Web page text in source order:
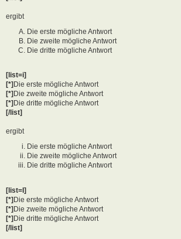
ergibt
Die erste mögliche Antwort
Die zweite mögliche Antwort
Die dritte mögliche Antwort
[list=i]
[*] Die erste mögliche Antwort
[*] Die zweite mögliche Antwort
[*] Die dritte mögliche Antwort
[/list]
ergibt
Die erste mögliche Antwort
Die zweite mögliche Antwort
Die dritte mögliche Antwort
[list=I]
[*]Die erste mögliche Antwort
[*]Die zweite mögliche Antwort
[*]Die dritte mögliche Antwort
[/list]